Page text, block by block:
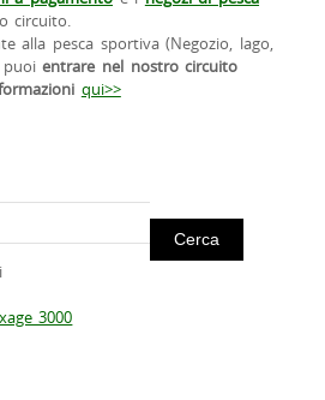
circuito.
alla pesca sportiva (Negozio, lago,
puoientrare nel nostro circuito
qui>>
3000